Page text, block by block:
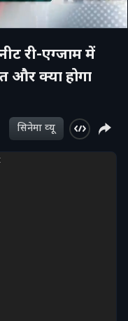
री-एग्जाम में
और क्या होगा
सिनेमा व्‍यू